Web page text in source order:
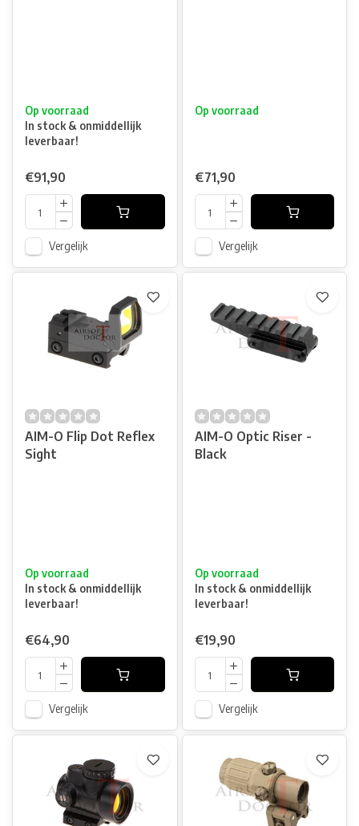
Op voorraad
In stock & onmiddellijk
leverbaar!
€91,90
Vergelijk
Op voorraad
€71,90
Vergelijk
AIM-O Flip Dot Reflex
Sight
Op voorraad
In stock & onmiddellijk
leverbaar!
€64,90
Vergelijk
AIM-O Optic Riser -
Black
Op voorraad
In stock & onmiddellijk
leverbaar!
€19,90
Vergelijk